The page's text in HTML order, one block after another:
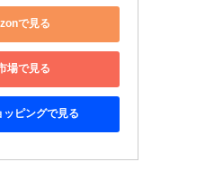
で見る
場で見る
ピングで見る